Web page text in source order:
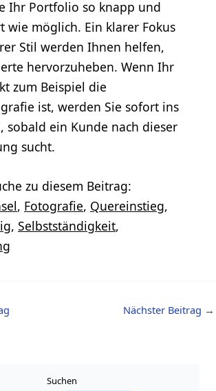
Ihr Portfolio so knapp und
wie möglich. Ein klarer Fokus
Stil werden Ihnen helfen,
hervorzuheben. Wenn Ihr
zum Beispiel die
ist, werden Sie sofort ins
sobald ein Kunde nach dieser
sucht.
zu diesem Beitrag:
, Fotografie, Quereinstieg,
, Selbstständigkeit,
Nächster Beitrag →
Suchen